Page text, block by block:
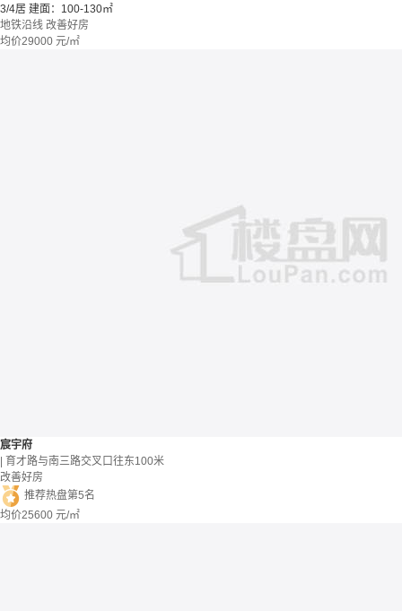
3/4居 建面：100-130㎡
地铁沿线 改善好房
均价29000 元/㎡
宸宇府
| 育才路与南三路交叉口往东100米
改善好房
推荐热盘第5名
均价25600 元/㎡